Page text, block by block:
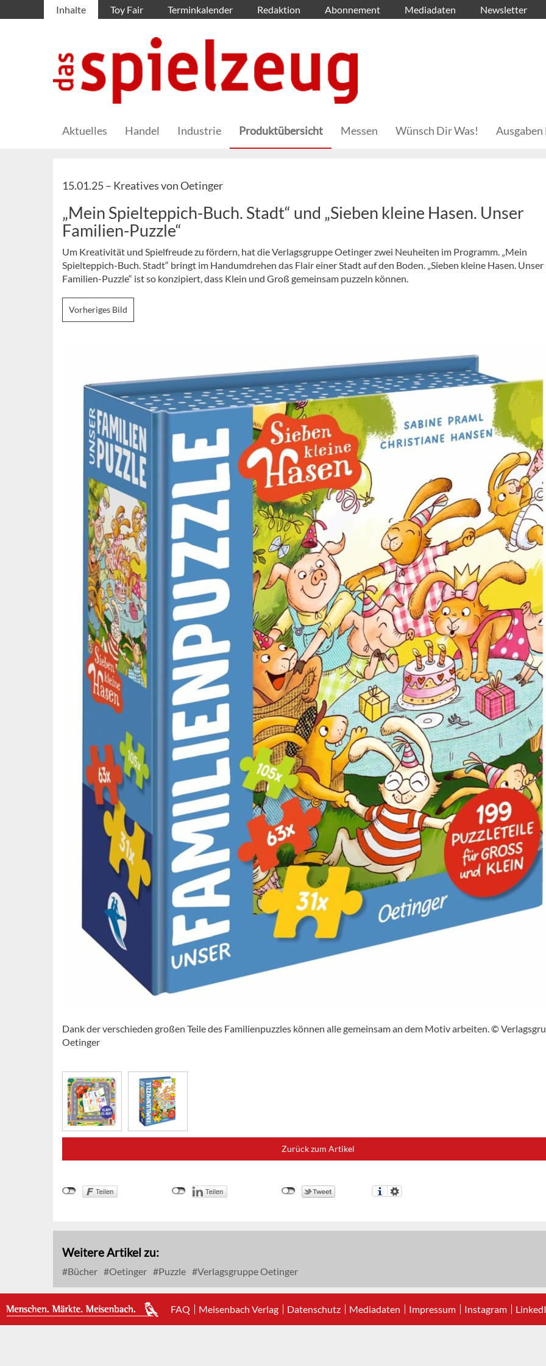
Inhalte Toy Fair Terminkalender Redaktion Abonnement Mediadaten Newsletter
Aktuelles Handel Industrie Produktübersicht Messen Wünsch Dir Was!
15.01.25 – Kreatives von Oetinger
„Mein Spielteppich-Buch. Stadt“ und „Sieben kleine Hasen. Unser
Familien-Puzzle“
Um Kreativität und Spielfreude zu fördern, hat die Verlagsgruppe Oetinger zwei Neuheiten im Programm. „Mein
Spielteppich-Buch. Stadt“ bringt im Handumdrehen das Flair einer Stadt auf den Boden. „Sieben kleine Hasen. Unser
Familien-Puzzle“ ist so konzipiert, dass Klein und Groß gemeinsam puzzeln können.
Vorheriges Bild
Dank der verschieden großen Teile des Familienpuzzles können alle gemeinsam an dem Motiv arbeiten. ©
Oetinger
Zurück zum Artikel
Weitere Artikel zu:
Bücher Oetinger Puzzle Verlagsgruppe Oetinger
FAQ Meisenbach Verlag Datenschutz Mediadaten Impressum Instagram